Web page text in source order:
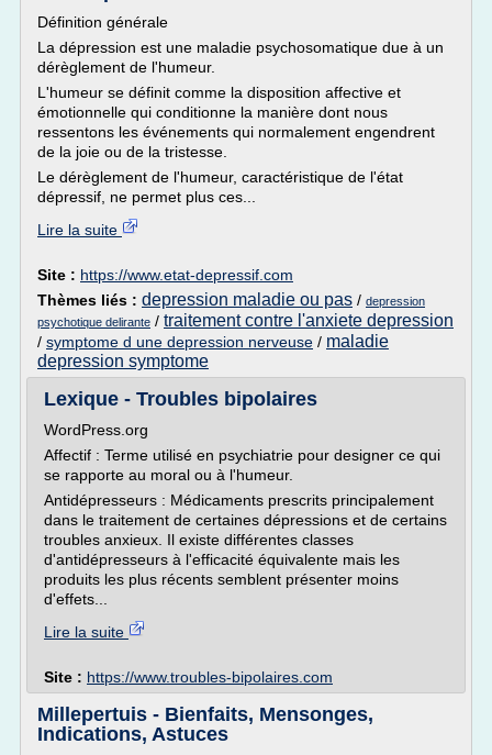
Définition générale
La dépression est une maladie psychosomatique due à un
dérèglement de l'humeur.
L'humeur se définit comme la disposition affective et
émotionnelle qui conditionne la manière dont nous
ressentons les événements qui normalement engendrent
de la joie ou de la tristesse.
Le dérèglement de l'humeur, caractéristique de l'état
dépressif, ne permet plus ces...
Lire la suite
Site : https://www.etat-depressif.com
Thèmes liés : depression maladie ou pas / depression
psychotique delirante / traitement contre l'anxiete depression
/ symptome d une depression nerveuse / maladie
depression symptome
Lexique - Troubles bipolaires
WordPress.org
Affectif : Terme utilisé en psychiatrie pour designer ce qui
se rapporte au moral ou à l'humeur.
Antidépresseurs : Médicaments prescrits principalement
dans le traitement de certaines dépressions et de certains
troubles anxieux. Il existe différentes classes
d'antidépresseurs à l'efficacité équivalente mais les
produits les plus récents semblent présenter moins
d'effets...
Lire la suite
Site : https://www.troubles-bipolaires.com
Millepertuis - Bienfaits, Mensonges,
Indications, Astuces